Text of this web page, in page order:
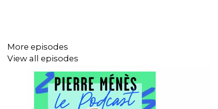
More episodes
View all episodes